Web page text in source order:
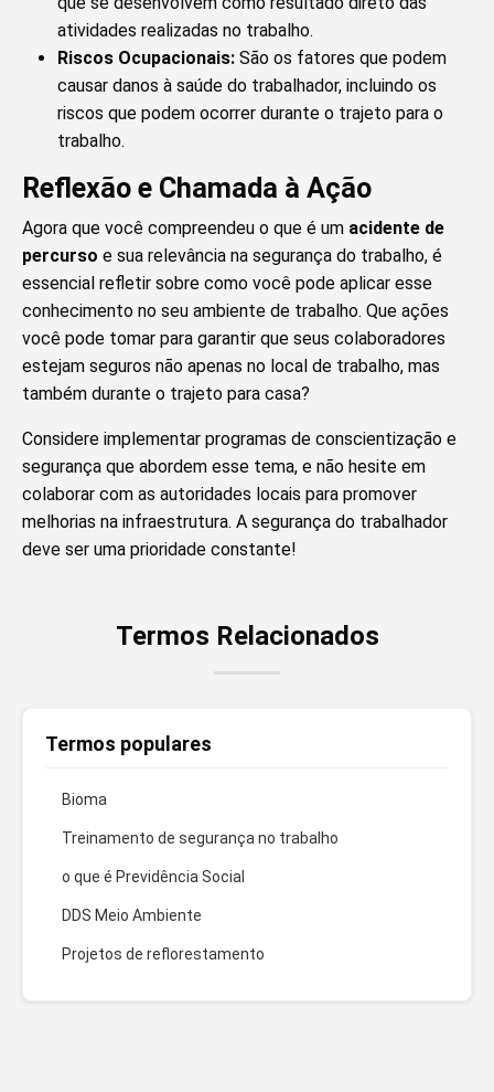
atividades realizadas no trabalho.
Riscos Ocupacionais: São os fatores que podem
causar danos à saúde do trabalhador, incluindo os
riscos que podem ocorrer durante o trajeto para o
trabalho.
Reflexão e Chamada à Ação
Agora que você compreendeu o que é um acidente de
percurso e sua relevância na segurança do trabalho, é
essencial refletir sobre como você pode aplicar esse
conhecimento no seu ambiente de trabalho. Que ações
você pode tomar para garantir que seus colaboradores
estejam seguros não apenas no local de trabalho, mas
também durante o trajeto para casa?
Considere implementar programas de conscientização e
segurança que abordem esse tema, e não hesite em
colaborar com as autoridades locais para promover
melhorias na infraestrutura. A segurança do trabalhador
deve ser uma prioridade constante!
Termos Relacionados
Termos populares
Bioma
Treinamento de segurança no trabalho
o que é Previdência Social
DDS Meio Ambiente
Projetos de reflorestamento